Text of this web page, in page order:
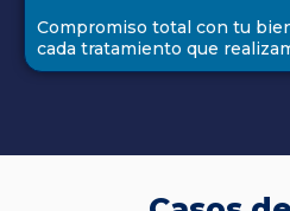
Compromiso total con tu
cada tratamiento que